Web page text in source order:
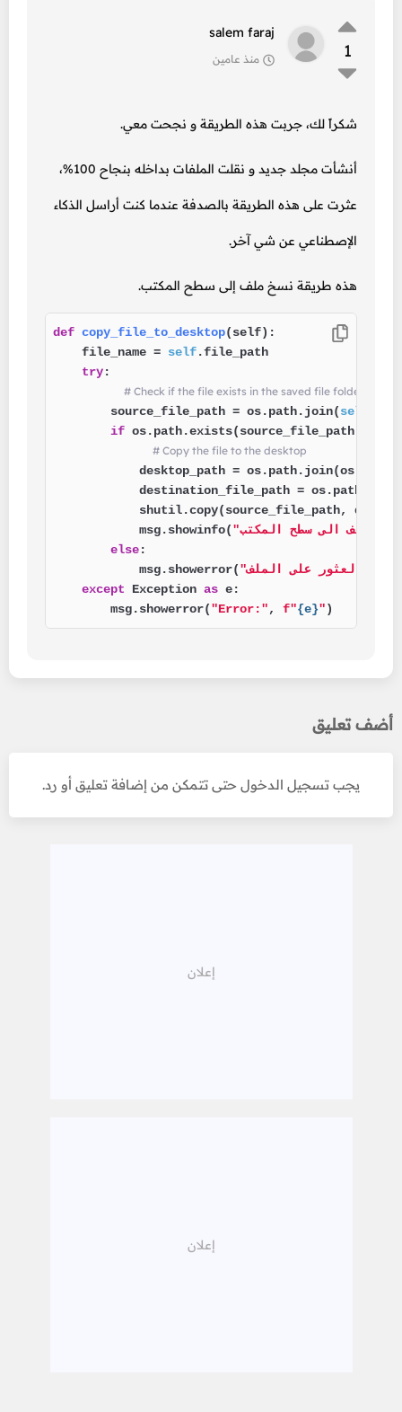
1
salem faraj
منذ عامين
شكراً لك، جربت هذه الطريقة و نجحت معي.
أنشأت مجلد جديد و نقلت الملفات بداخله بنجاح 100%،
عثرت على هذه الطريقة بالصدفة عندما كنت أراسل الذكاء
الإصطناعي عن شي آخر.
هذه طريقة نسخ ملف إلى سطح المكتب.
def copy_file_to_desktop(self):
file_name = self.file_path
try:
# Check if the file exists in the saved file folder
source_file_path = os.path.join(self
if os.path.exists(source_file_path):
# Copy the file to the desktop
desktop_path =
destination_file_path =
shutil.copy(source_file_path,
msg.showinfo(
else:
msg.showerror(
except Exception as e:
msg.showerror("Error:", f"{e}")
أضف تعليق
يجب تسجيل الدخول حتى تتمكن من إضافة تعليق أو رد.